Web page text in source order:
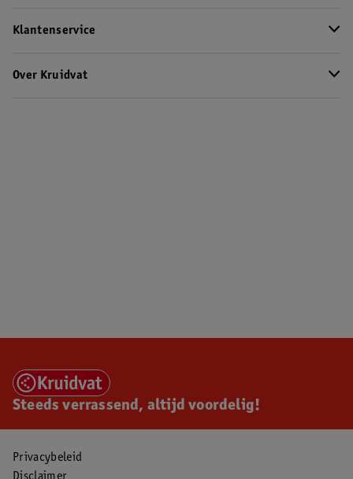
Klantenservice
Over Kruidvat
Steeds verrassend, altijd voordelig!
Privacybeleid